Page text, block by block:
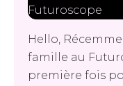
Hello,
famille au
première fois